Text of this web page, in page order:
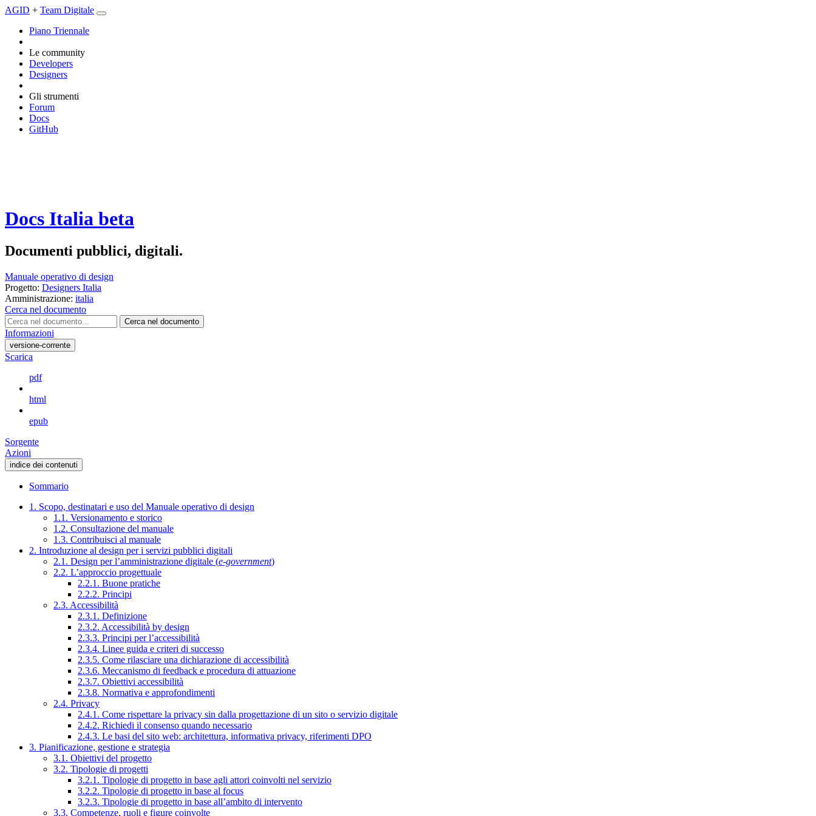
AGID + Team Digitale
Piano Triennale
Le community
Developers
Designers
Gli strumenti
Forum
Docs
GitHub
Docs Italia beta
Documenti pubblici, digitali.
Manuale operativo di design
Progetto: Designers Italia
Amministrazione: italia
Cerca nel documento
Cerca nel documento
Informazioni
versione-corrente
Scarica
pdf
html
epub
Sorgente
Azioni
indice dei contenuti
Sommario
1. Scopo, destinatari e uso del Manuale operativo di design
1.1. Versionamento e storico
1.2. Consultazione del manuale
1.3. Contribuisci al manuale
2. Introduzione al design per i servizi pubblici digitali
2.1. Design per l’amministrazione digitale (e-government)
2.2. L’approccio progettuale
2.2.1. Buone pratiche
2.2.2. Principi
2.3. Accessibilità
2.3.1. Definizione
2.3.2. Accessibilità by design
2.3.3. Principi per l’accessibilità
2.3.4. Linee guida e criteri di successo
2.3.5. Come rilasciare una dichiarazione di accessibilità
2.3.6. Meccanismo di feedback e procedura di attuazione
2.3.7. Obiettivi accessibilità
2.3.8. Normativa e approfondimenti
2.4. Privacy
2.4.1. Come rispettare la privacy sin dalla progettazione di un sito o servizio digitale
2.4.2. Richiedi il consenso quando necessario
2.4.3. Le basi del sito web: architettura, informativa privacy, riferimenti DPO
3. Pianificazione, gestione e strategia
3.1. Obiettivi del progetto
3.2. Tipologie di progetti
3.2.1. Tipologie di progetto in base agli attori coinvolti nel servizio
3.2.2. Tipologie di progetto in base al focus
3.2.3. Tipologie di progetto in base all’ambito di intervento
3.3. Competenze, ruoli e figure coinvolte